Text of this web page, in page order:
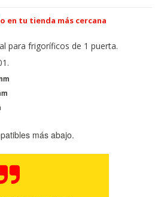
en tu tienda más cercana
para frigoríficos de 1 puerta.
más abajo.
RECHAZAR TODO